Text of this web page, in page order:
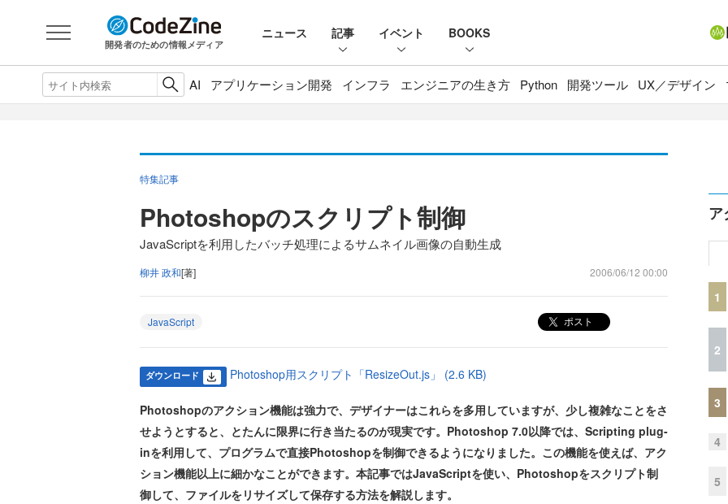
開発者のための情報メディア
ニュース 記事 イベント BOOKS
AI アプリケーション開発 インフラ エンジニアの生き方 Python 開発ツール UX／デザイン
特集記事
Photoshopのスクリプト制御
JavaScriptを利用したバッチ処理によるサムネイル画像の自動生成
柳井 政和[著] 2006/06/12 00:00
JavaScript ポスト
ダウンロード Photoshop用スクリプト「ResizeOut.js」 (2.6 KB)
Photoshopのアクション機能は強力で、デザイナーはこれらを多用していますが、少し複雑なことをさ
せようとすると、とたんに限界に行き当たるのが現実です。Photoshop 7.0以降では、Scripting plug-
inを利用して、プログラムで直接Photoshopを制御できるようになりました。この機能を使えば、アク
ション機能以上に細かなことができます。本記事ではJavaScriptを使い、Photoshopをスクリプト制
御して、ファイルをリサイズして保存する方法を解説します。
ア
1
2
3
4
5